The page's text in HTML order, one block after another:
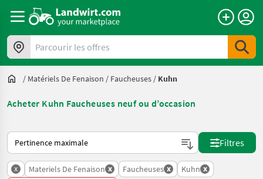
Parcourir les offres
/ Matériels De Fenaison / Faucheuses / Kuhn
Acheter Kuhn Faucheuses neuf ou d’occasion
Voici comment les annonces sont triées sur Landwirt.com
Filtres
x Materiels De Fenaison x Faucheuses x Kuhn x